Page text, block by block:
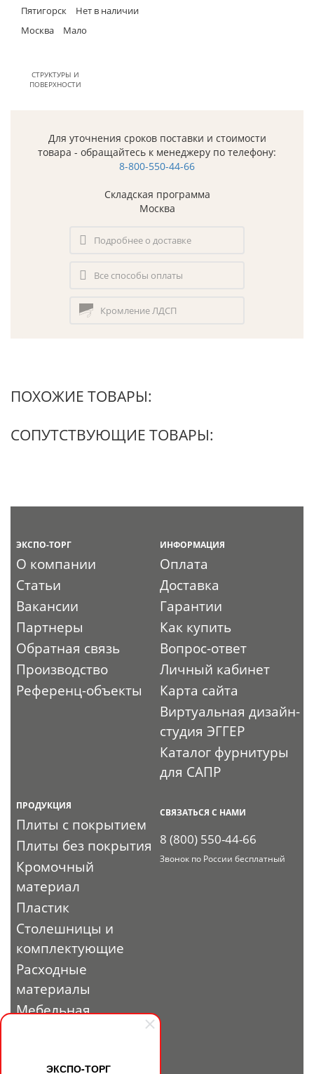
ЭКСПО-ТОРГ
Пятигорск
Нет в наличии
Москва
Мало
СТРУКТУРЫ И
ПОВЕРХНОСТИ
Для уточнения сроков поставки и стоимости
товара - обращайтесь к менеджеру по телефону:
8-800-550-44-66
Складская программа
Москва
Подробнее о доставке
Все способы оплаты
Кромление ЛДСП
ПОХОЖИЕ ТОВАРЫ:
СОПУТСТВУЮЩИЕ ТОВАРЫ:
ЭКСПО-ТОРГ
О компании
Статьи
Вакансии
Партнеры
Обратная связь
Производство
Референц-объекты
ИНФОРМАЦИЯ
Оплата
Доставка
Гарантии
Как купить
Вопрос-ответ
Личный кабинет
Карта сайта
Виртуальная дизайн-
студия ЭГГЕР
Каталог фурнитуры
для САПР
ПРОДУКЦИЯ
Плиты с покрытием
Плиты без покрытия
Кромочный
материал
Пластик
Столешницы и
комплектующие
Расходные
материалы
Мебельная
профиль и
СВЯЗАТЬСЯ С НАМИ
8 (800) 550-44-66
Звонок по России бесплатный